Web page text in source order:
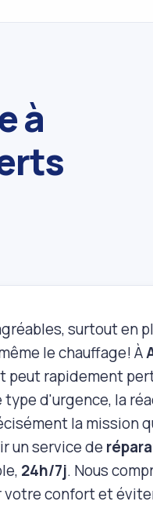
à
surtout en
le chauffage! À
peut rapidement
type d'urgence, la
la mission
un service de
24h/7j. Nous
votre confort et